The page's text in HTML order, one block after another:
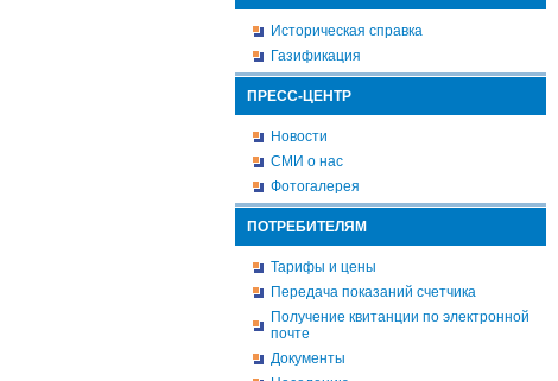
Историческая справка
Газификация
ПРЕСС-ЦЕНТР
Новости
СМИ о нас
Фотогалерея
ПОТРЕБИТЕЛЯМ
Тарифы и цены
Передача показаний счетчика
Получение квитанции по электронной
почте
Документы